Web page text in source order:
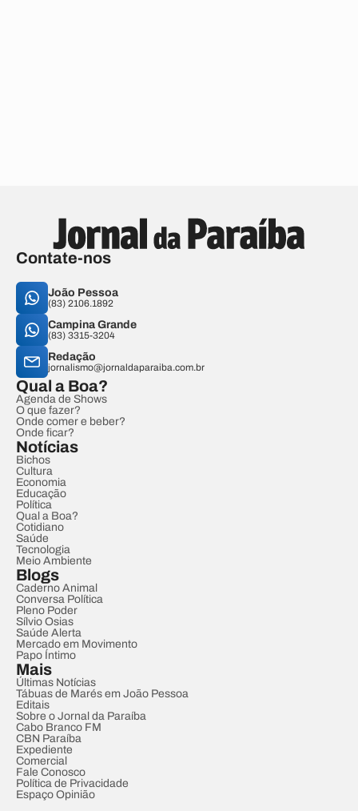
Contate-nos
João Pessoa
(83) 2106.1892
Campina Grande
(83) 3315-3204
Redação
jornalismo@jornaldaparaiba.com.br
Qual a Boa?
Agenda de Shows
O que fazer?
Onde comer e beber?
Onde ficar?
Notícias
Bichos
Cultura
Economia
Educação
Política
Qual a Boa?
Cotidiano
Saúde
Tecnologia
Meio Ambiente
Blogs
Caderno Animal
Conversa Política
Pleno Poder
Sílvio Osias
Saúde Alerta
Mercado em Movimento
Papo Íntimo
Mais
Últimas Notícias
Tábuas de Marés em João Pessoa
Editais
Sobre o Jornal da Paraíba
Cabo Branco FM
CBN Paraíba
Expediente
Comercial
Fale Conosco
Política de Privacidade
Espaço Opinião